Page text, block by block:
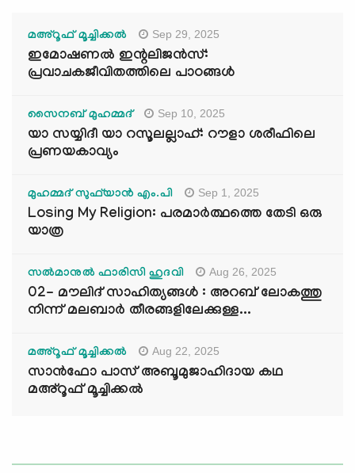
മഅ്റൂഫ് മൂച്ചിക്കല്‍ Sep 29, 2025
ഇമോഷണൽ ഇന്റലിജൻസ്:
പ്രവാചകജീവിതത്തിലെ പാഠങ്ങൾ
സൈനബ് മുഹമ്മദ് Sep 10, 2025
യാ സയ്യിദീ യാ റസൂലല്ലാഹ്: റൗളാ ശരീഫിലെ
പ്രണയകാവ്യം
മുഹമ്മദ് സുഫ്‌യാൻ എം.പി Sep 1, 2025
Losing My Religion: പരമാർത്ഥത്തെ തേടി ഒരു
യാത്ര
സൽമാനുൽ ഫാരിസി ഹുദവി Aug 26, 2025
02- മൗലിദ് സാഹിത്യങ്ങൾ : അറബ് ലോകത്തു
നിന്ന് മലബാർ തീരങ്ങളിലേക്കുള്ള...
മഅ്റൂഫ് മൂച്ചിക്കല്‍ Aug 22, 2025
സാൻഫോ പാസ് അബൂമുജാഹിദായ കഥ
മഅ്റൂഫ് മൂച്ചിക്കല്‍